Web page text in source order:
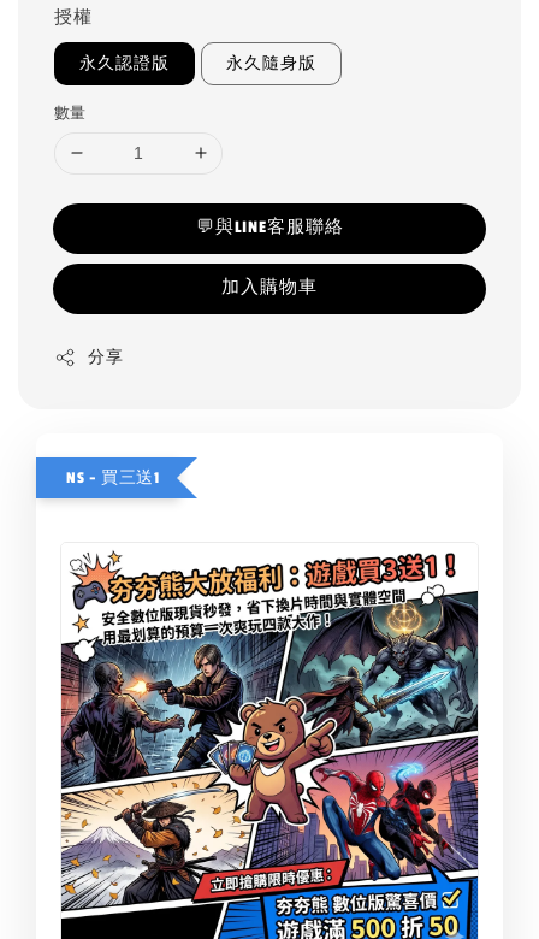
授權
永久認證版 永久隨身版
數量
💬與LINE客服聯絡
加入購物車
分享
NS - 買三送1